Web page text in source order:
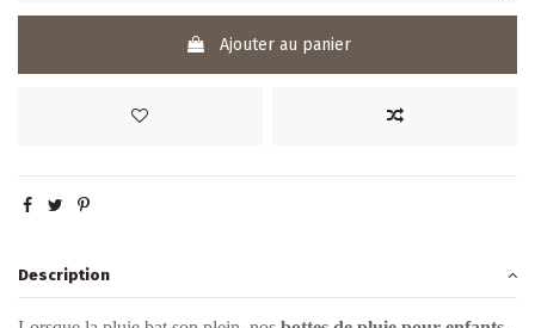
Ajouter au panier
Description